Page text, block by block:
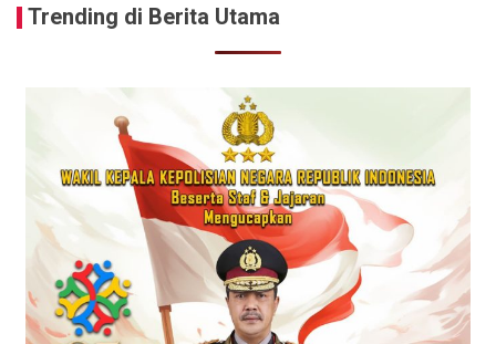
Trending di Berita Utama